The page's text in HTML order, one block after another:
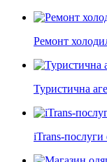
Ремонт
Туристична
iTrans-послуги